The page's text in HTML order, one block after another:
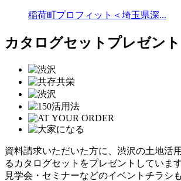
稲荷町プロフィット＜埼玉県深...
カタログセットプレゼント
資料請求いただいた方に、渋沢の土地活
るカタログセットをプレゼントしています
見学会・セミナーなどのイベントチラシ